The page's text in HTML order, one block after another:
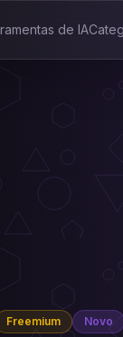
de IA
Freemium Novo